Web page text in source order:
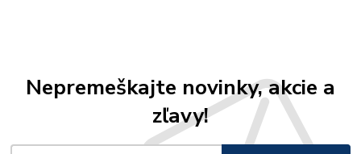
Nepremeškajte novinky, akcie a
zľavy!